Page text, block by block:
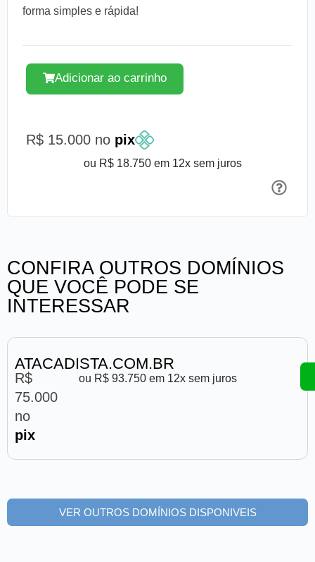
forma simples e rápida!
Adicionar ao carrinho
R$ 15.000 no pix
ou R$ 18.750 em 12x sem juros
CONFIRA OUTROS DOMÍNIOS
QUE VOCÊ PODE SE
INTERESSAR
ATACADISTA.COM.BR
R$
75.000
no
pix
ou R$ 93.750 em 12x sem juros
VER OUTROS DOMÍNIOS DISPONIVEIS